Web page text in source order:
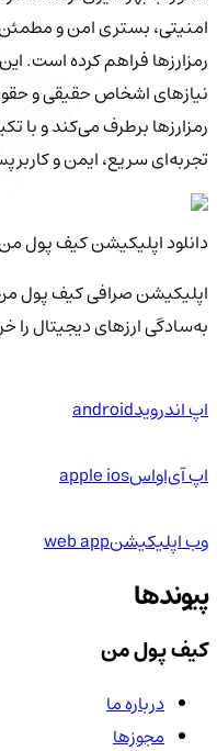
امنیتی، بستری امن و مطمئن
رمزارزها فراهم کرده است.
نیازهای اشخاص حقیقی و
رمزارزها برطرف می‌کند و با
تجربه‌ای سریع، ایمن و
دانلود اپلیکیشن کیف‌ پول من
اپلیکیشن صرافی کیف پول من
به‌سادگی ارزهای دیجیتال را
اپ اندرویدandroid
اپ آی‌او‌اسapple ios
وب اپلیکیشنweb app
پیوندها
کیف پول من
درباره ما
مجوزها